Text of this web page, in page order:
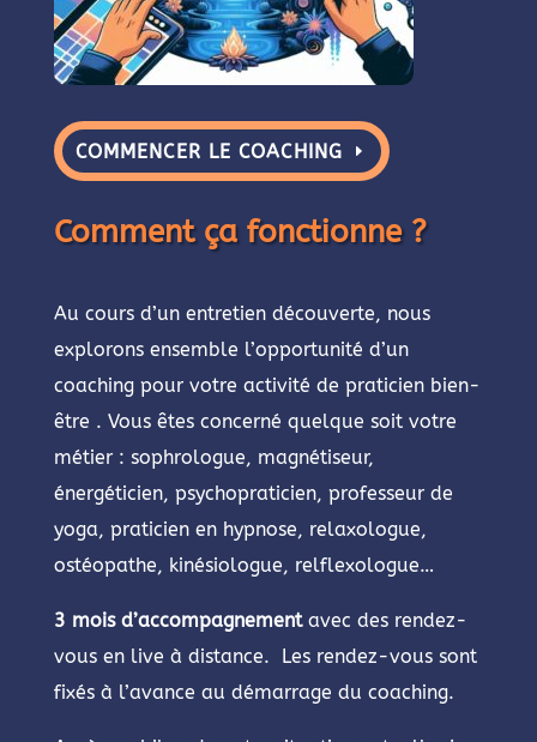
COMMENCER LE COACHING
Comment ça fonctionne ?
Au cours d’un entretien découverte, nous
explorons ensemble l’opportunité d’un
coaching pour votre activité de praticien bien-
être . Vous êtes concerné quelque soit votre
métier : sophrologue, magnétiseur,
énergéticien, psychopraticien, professeur de
yoga, praticien en hypnose, relaxologue,
ostéopathe, kinésiologue, relflexologue…
3 mois d’accompagnementavec des rendez-
vous en live à distance. Les rendez-vous sont
fixés à l’avance au démarrage du coaching.